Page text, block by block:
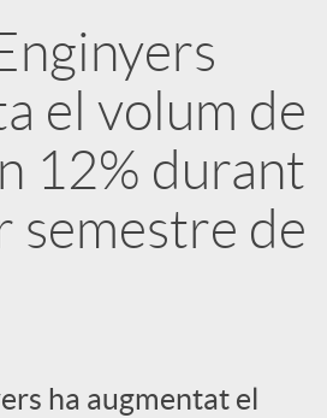
el volum de
12% durant
semestre de
ha augmentat el